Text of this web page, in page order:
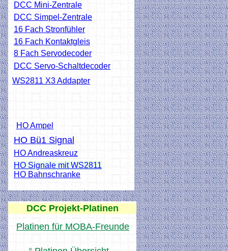
DCC Mini-Zentrale
DCC Simpel-Zentrale
16 Fach Stronfühler
16 Fach Kontaktgleis
8 Fach Servodecoder
DCC Servo-Schaltdecoder
WS2811 X3 Addapter
HO Ampel
HO Bü1 Signal
HO Andreaskreuz
HO Signale mit WS2811
HO Bahnschranke
DCC Projekt-Platinen
Platinen für MOBA-Freunde